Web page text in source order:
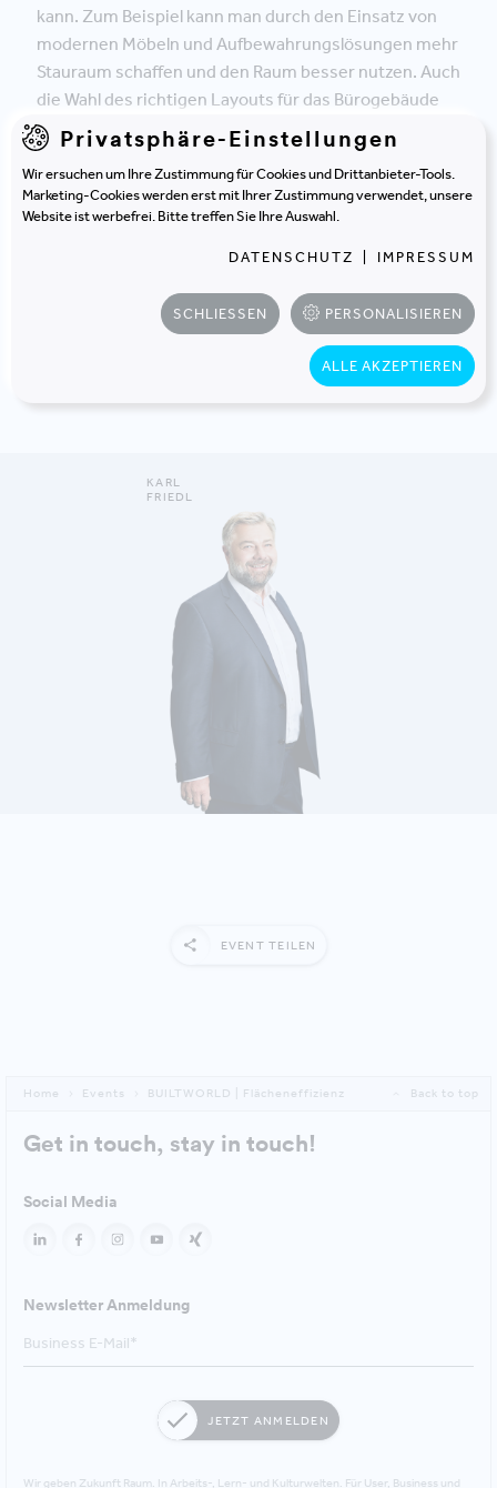
kann. Zum Beispiel kann man durch den Einsatz von
modernen Möbeln und Aufbewahrungslösungen mehr
Stauraum schaffen und den Raum besser nutzen. Auch
die Wahl des richtigen Layouts für das Bürogebäude
kann dazu beitragen ebenso wie der Einsatz von
Technologien wie Virtual Reality und Augmented
Reality. Diese Technologien können dazu beitragen,
den Arbeitsplatz zu optimieren und die
DETAILS ANZEIGEN
KARL
FRIEDL
EVENT TEILEN
Home Events BUILTWORLD | Flächeneffizienz Back to top
Get in touch, stay in touch!
Social Media
Newsletter Anmeldung
JETZT ANMELDEN
Wir geben Zukunft Raum. In Arbeits-, Lern- und Kulturwelten. Für User, Business und
Privatsphäre-Einstellungen
Wir ersuchen um Ihre Zustimmung für Cookies und Drittanbieter-Tools.
Marketing-Cookies werden erst mit Ihrer Zustimmung verwendet, unsere
Website ist werbefrei. Bitte treffen Sie Ihre Auswahl.
DATENSCHUTZ IMPRESSUM
SCHLIESSEN PERSONALISIEREN
ALLE AKZEPTIEREN